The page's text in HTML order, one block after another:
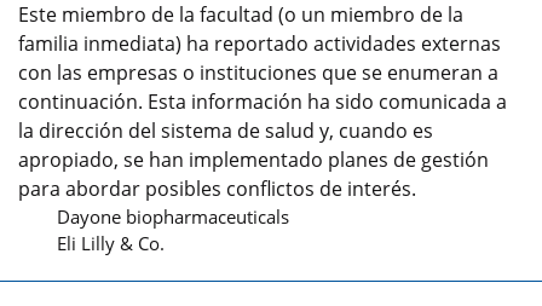
Este miembro de la facultad (o un miembro de la
familia inmediata) ha reportado actividades externas
con las empresas o instituciones que se enumeran a
continuación. Esta información ha sido comunicada a
la dirección del sistema de salud y, cuando es
apropiado, se han implementado planes de gestión
para abordar posibles conflictos de interés.
Dayone biopharmaceuticals
Eli Lilly & Co.